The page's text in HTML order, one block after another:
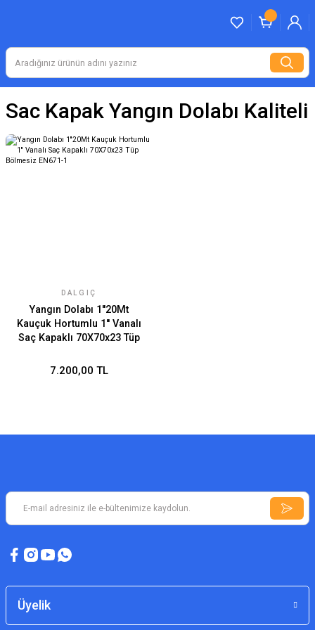
Sac Kapak Yangın Dolabı Kaliteli
DALGIÇ
Yangın Dolabı 1''20Mt
Kauçuk Hortumlu 1'' Vanalı
Saç Kapaklı 70X70x23 Tüp
7.200,00 TL
Üyelik